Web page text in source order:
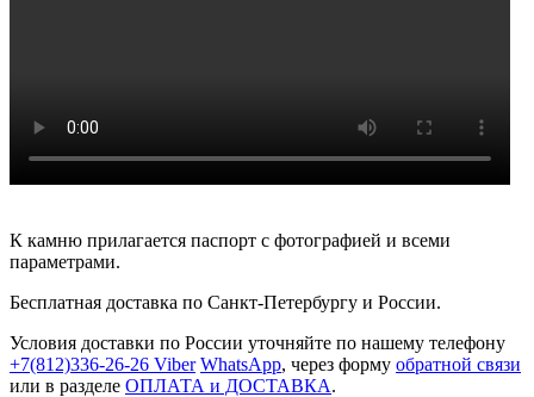
К камню прилагается паспорт с фотографией и всеми
параметрами.
Бесплатная доставка по Санкт-Петербургу и России.
Условия доставки по России уточняйте по нашему телефону
+7(812)336-26-26 Viber WhatsApp, через форму обратной связи
или в разделе ОПЛАТА и ДОСТАВКА.